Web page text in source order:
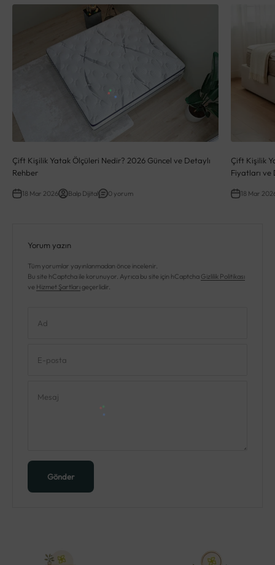
Çift Kişilik Yatak Ölçüleri Nedir? 2026 Güncel ve Detaylı
Rehber
18 Mar 2026 Balp Dijital 0 yorum
Çift Kişilik
Fiyatları ve
18 Mar
Yorum yazın
Tüm yorumlar yayınlanmadan önce incelenir.
Bu site hCaptcha ile korunuyor. Ayrıca bu site için hCaptcha Gizlilik Politikası
ve Hizmet Şartlarıgeçerlidir.
Ad
E-posta
Mesaj
Gönder